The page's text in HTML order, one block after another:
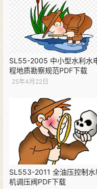
SL55-2005 中小型水利水
程地质勘察规范PDF下载
25年4月22日
SL553-2011 全油压控制水
机调压阀PDF下载